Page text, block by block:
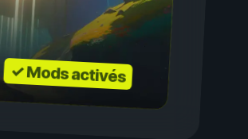
✓ Mods activés